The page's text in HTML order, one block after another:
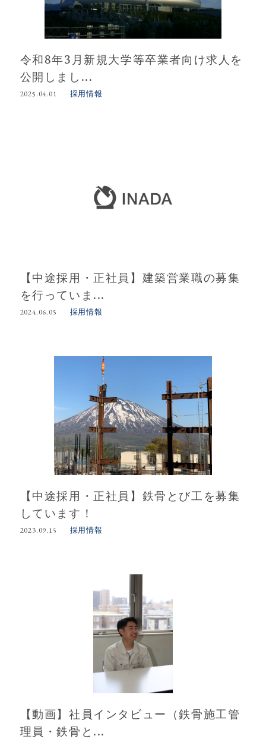
令和8年3月新規大学等卒業者向け求人を
公開しまし...
2025.04.01 採用情報
【中途採用・正社員】建築営業職の募集
を行っていま...
2024.06.05 採用情報
【中途採用・正社員】鉄骨とび工を募集
しています！
2023.09.15 採用情報
【動画】社員インタビュー（鉄骨施工管
理員・鉄骨と...